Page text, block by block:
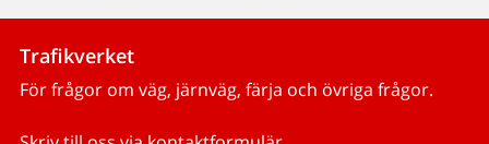
Trafikverket
För frågor om väg, järnväg, färja och övriga frågor.